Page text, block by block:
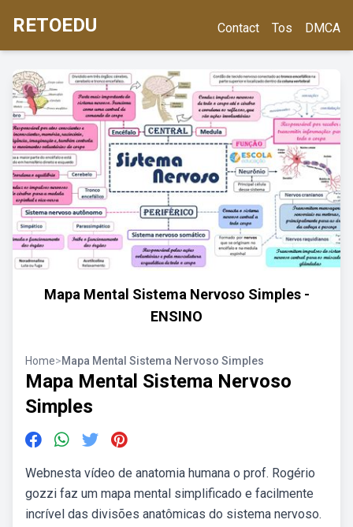
RETOEDU Contact Tos DMCA
Mapa Mental Sistema Nervoso Simples -
ENSINO
Home>Mapa Mental Sistema Nervoso Simples
Mapa Mental Sistema Nervoso
Simples
Webnesta vídeo de anatomia humana o prof. Rogério
gozzi faz um mapa mental simplificado e facilmente
incrível das divisões anatômicas do sistema nervoso.